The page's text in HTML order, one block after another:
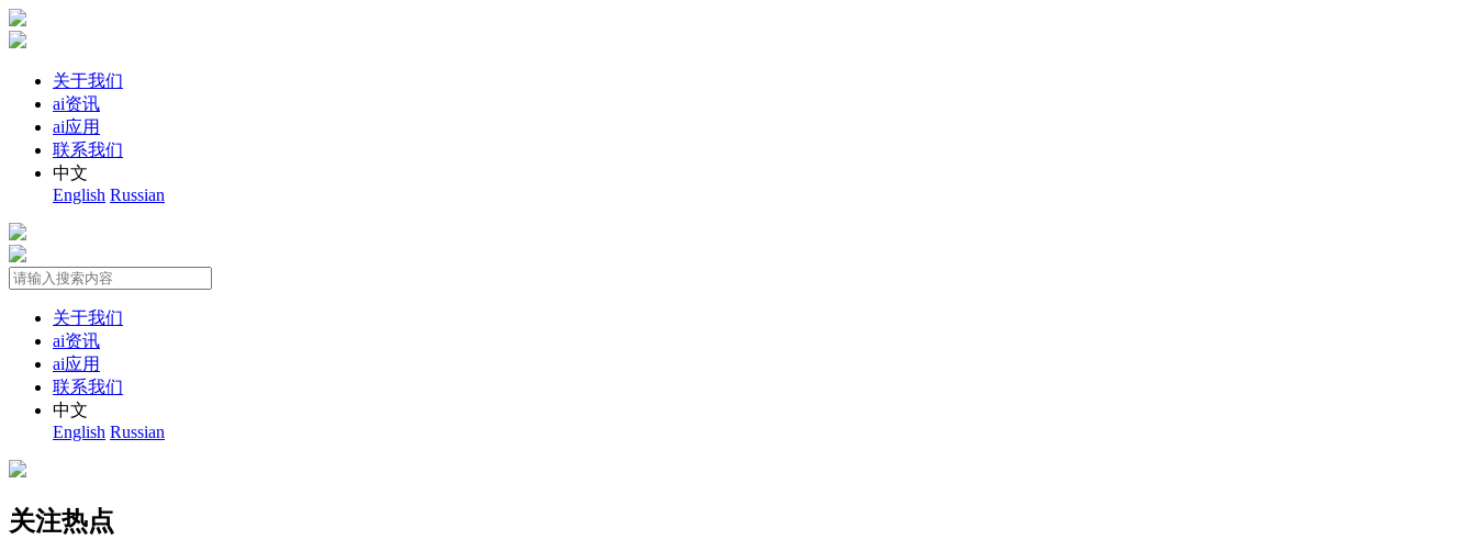
关于我们
ai资讯
ai应用
联系我们
中文
English Russian
关于我们
ai资讯
ai应用
联系我们
中文
English Russian
关注热点